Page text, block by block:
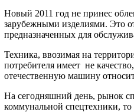
Новый 2011 год не принес
зарубежными изделиями. Это
предназначенных для
Техника, ввозимая на
потребителя имеет не
отечественную машину
На сегодняшний день, рынок
коммунальной спецтехники,